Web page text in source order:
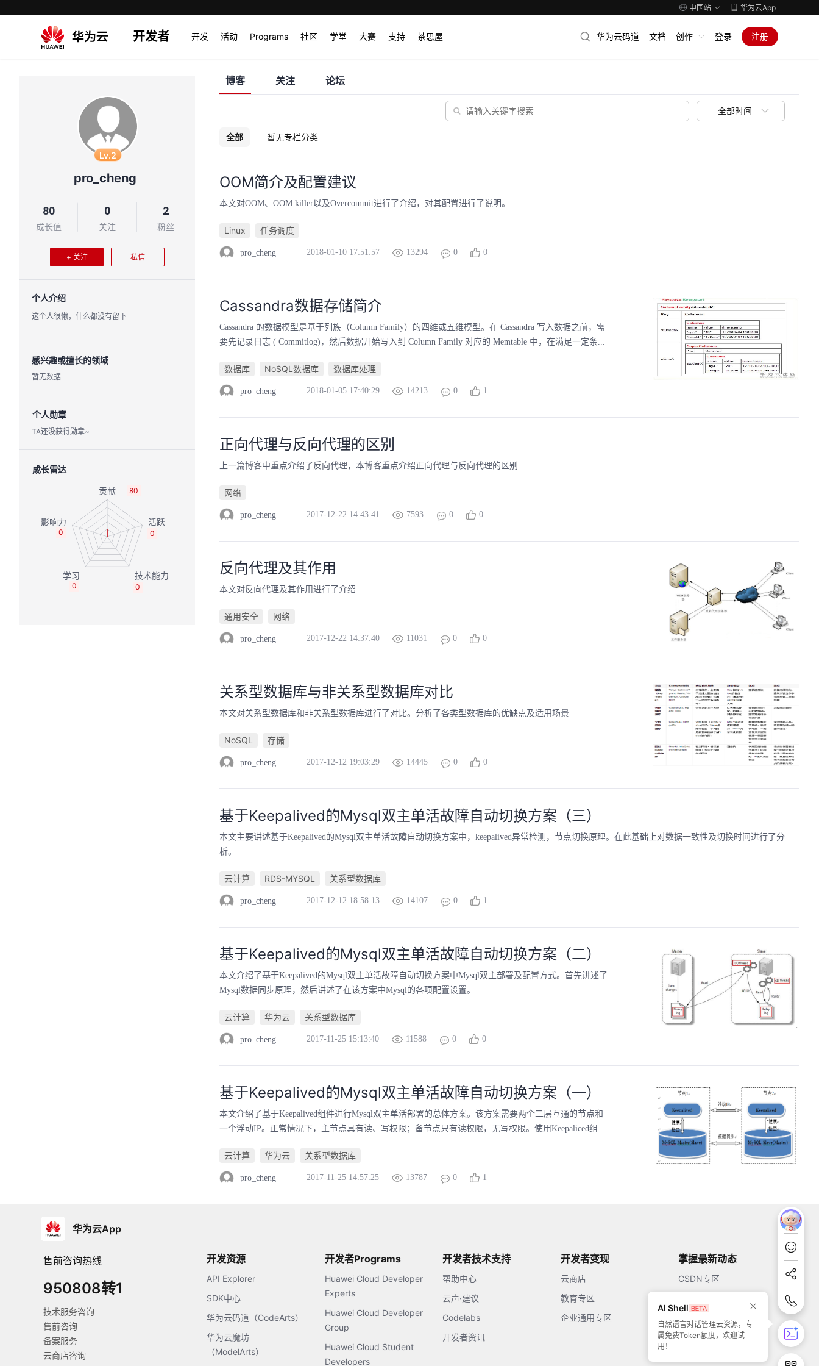
中国站 华为云App
开发者 开发 活动 Programs 社区 学堂 大赛 支持 茶思屋 华为云码道 文档 创作 登录 注册
Lv.2
pro_cheng
80
成长值
0
关注
2
粉丝
+ 关注 私信
个人介绍
这个人很懒，什么都没有留下
感兴趣或擅长的领域
暂无数据
个人勋章
TA还没获得勋章~
成长雷达
80
0
0
0
0
博客 关注 论坛
全部时间
全部 暂无专栏分类
OOM简介及配置建议
本文对OOM、OOM killer以及Overcommit进行了介绍，对其配置进行了说明。
Linux 任务调度
pro_cheng 2018-01-10 17:51:57 13294 0 0
Cassandra数据存储简介
Cassandra 的数据模型是基于列族（Column Family）的四维或五维模型。在 Cassandra 写入数据之前，需
要先记录日志 ( Commitlog)，然后数据开始写入到 Column Family 对应的 Memtable 中，在满足一定条...
数据库 NoSQL数据库 数据库处理
pro_cheng 2018-01-05 17:40:29 14213 0 1
正向代理与反向代理的区别
上一篇博客中重点介绍了反向代理，本博客重点介绍正向代理与反向代理的区别
网络
pro_cheng 2017-12-22 14:43:41 7593 0 0
反向代理及其作用
本文对反向代理及其作用进行了介绍
通用安全 网络
pro_cheng 2017-12-22 14:37:40 11031 0 0
关系型数据库与非关系型数据库对比
本文对关系型数据库和非关系型数据库进行了对比。分析了各类型数据库的优缺点及适用场景
NoSQL 存储
pro_cheng 2017-12-12 19:03:29 14445 0 0
基于Keepalived的Mysql双主单活故障自动切换方案（三）
本文主要讲述基于Keepalived的Mysql双主单活故障自动切换方案中，keepalived异常检测，节点切换原理。在此基础上对数据一致性及切换时间进行了分
析。
云计算 RDS-MYSQL 关系型数据库
pro_cheng 2017-12-12 18:58:13 14107 0 1
基于Keepalived的Mysql双主单活故障自动切换方案（二）
本文介绍了基于Keepalived的Mysql双主单活故障自动切换方案中Mysql双主部署及配置方式。首先讲述了
Mysql数据同步原理，然后讲述了在该方案中Mysql的各项配置设置。
云计算 华为云 关系型数据库
pro_cheng 2017-11-25 15:13:40 11588 0 0
基于Keepalived的Mysql双主单活故障自动切换方案（一）
本文介绍了基于Keepalived组件进行Mysql双主单活部署的总体方案。该方案需要两个二层互通的节点和
一个浮动IP。正常情况下，主节点具有读、写权限；备节点只有读权限，无写权限。使用Keepaliced组...
云计算 华为云 关系型数据库
pro_cheng 2017-11-25 14:57:25 13787 0 1
华为云App
售前咨询热线
950808转1
技术服务咨询
售前咨询
备案服务
云商店咨询
开发资源
API Explorer
SDK中心
华为云码道（CodeArts）
华为云魔坊
（ModelArts）
开发者Programs
Huawei Cloud Developer
Experts
Huawei Cloud Developer
Group
Huawei Cloud Student
Developers
开发者技术支持
帮助中心
云声·建议
Codelabs
开发者资讯
开发者变现
云商店
教育专区
企业通用专区
掌握最新动态
CSDN专区
51CTO
AI Shell
自然语言对话管理云资源，专
属免费Token额度，欢迎试
用！